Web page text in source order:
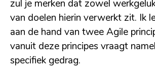
zul je merken dat zowel
van doelen hierin verwerkt zit. Ik
aan de hand van twee Agile
vanuit deze principes vraagt
specifiek gedrag.